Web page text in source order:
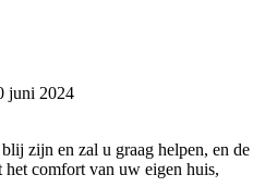
juni 2024
zijn en zal u graag helpen, en de
het comfort van uw eigen huis,